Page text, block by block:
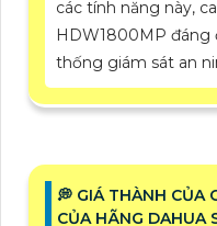
các tính năng này,
HDW1800MP đáng
thống giám sát an
️💭 GIÁ THÀNH CỦA
CỦA HÃNG DAHUA